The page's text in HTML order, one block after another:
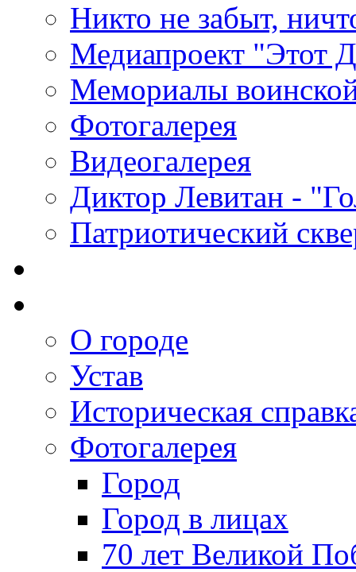
Никто не забыт,
Медиапроект "Этот
Мемориалы
Фотогалерея
Видеогалерея
Диктор Левитан -
Патриотический
О городе
Устав
Историческая
Фотогалерея
Город
Город в лицах
70 лет Великой